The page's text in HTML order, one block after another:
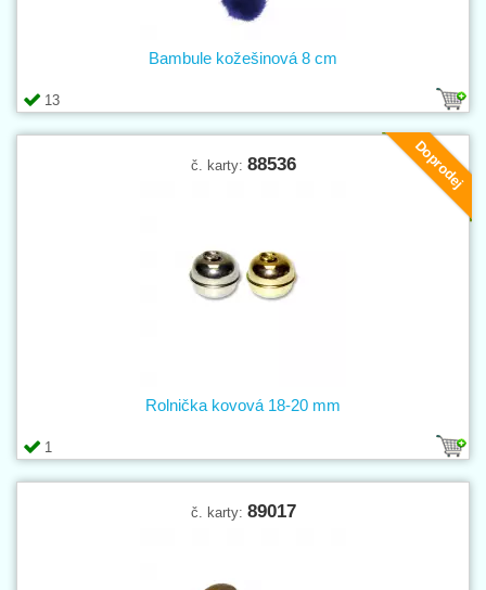
13
Bambule kožešinová 8 cm
Doprodej
č. karty: 88536
1
Rolnička kovová 18-20 mm
č. karty: 89017